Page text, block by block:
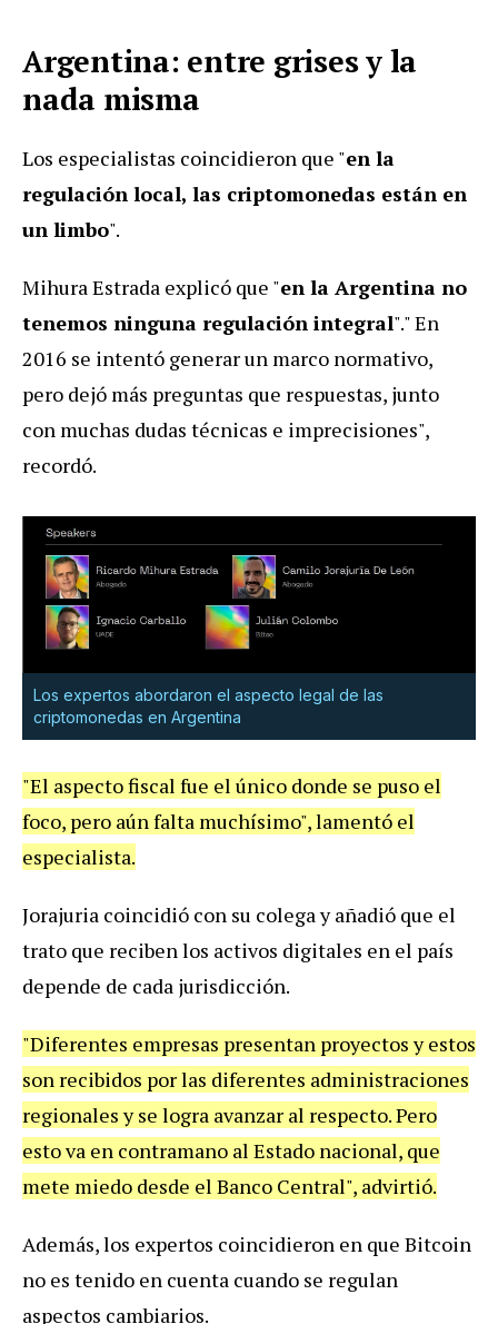
Argentina: entre grises y la
nada misma
Los especialistas coincidieron que "en la
regulación local, las criptomonedas están en
un limbo".
Mihura Estrada explicó que "en la Argentina no
tenemos ninguna regulación integral"." En
2016 se intentó generar un marco normativo,
pero dejó más preguntas que respuestas, junto
con muchas dudas técnicas e imprecisiones",
recordó.
Los expertos abordaron el aspecto legal de las
criptomonedas en Argentina
"El aspecto fiscal fue el único donde se puso el
foco, pero aún falta muchísimo", lamentó el
especialista.
Jorajuria coincidió con su colega y añadió que el
trato que reciben los activos digitales en el país
depende de cada jurisdicción.
"Diferentes empresas presentan proyectos y estos
son recibidos por las diferentes administraciones
regionales y se logra avanzar al respecto. Pero
esto va en contramano al Estado nacional, que
mete miedo desde el Banco Central", advirtió.
Además, los expertos coincidieron en que Bitcoin
no es tenido en cuenta cuando se regulan
aspectos cambiarios.